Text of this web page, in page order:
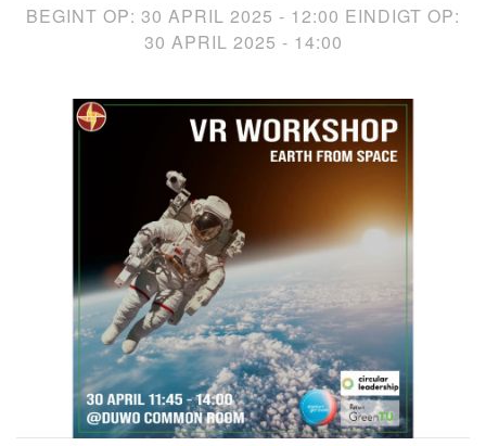
BEGINT OP: 30 APRIL 2025 - 12:00 EINDIGT OP:
30 APRIL 2025 - 14:00